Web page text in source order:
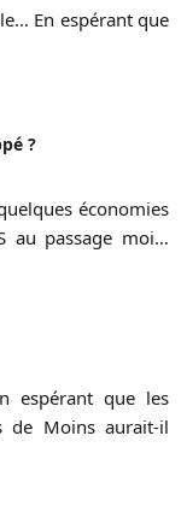
En espérant que
?
économies
au passage moi…
espérant que les
de Moins aurait-il